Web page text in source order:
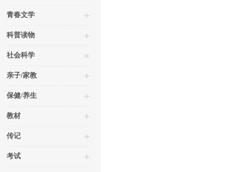
青春文学
科普读物
社会科学
亲子/家教
保健/养生
教材
传记
考试